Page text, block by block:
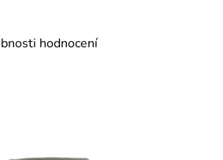
hodnocení